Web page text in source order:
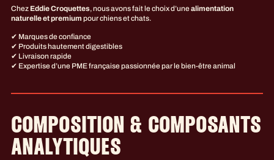
Chez Eddie Croquettes, nous avons fait le choix d’unealimentation
naturelle et premium pour chiens et chats.
✔ Marques de confiance
✔ Produits hautement digestibles
✔ Livraison rapide
✔ Expertise d’une PME française passionnée par le bien-être animal
COMPOSITION & COMPOSANTS
ANALYTIQUES